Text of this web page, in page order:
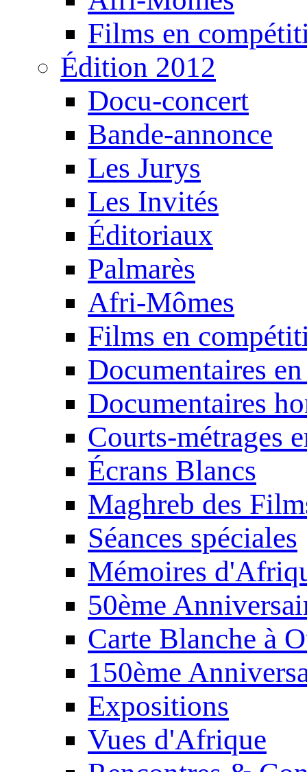
Films en
Édition 2012
Docu-concert
Bande-annonce
Les Jurys
Les Invités
Éditoriaux
Palmarès
Afri-Mômes
Films en
Documentaires
Documentaires
Courts-métrages
Écrans Blancs
Maghreb des
Séances spéciales
Mémoires
50ème
Carte Blanche à
150ème
Expositions
Vues d'Afrique